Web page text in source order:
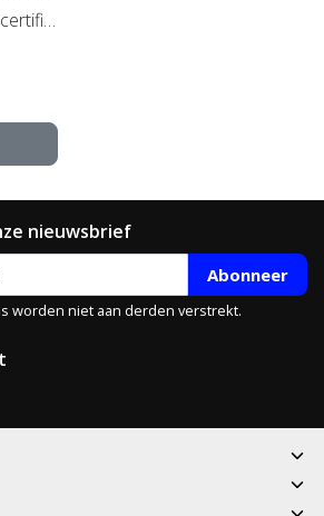
nieuwsbrief
Abonneer
worden niet aan derden verstrekt.